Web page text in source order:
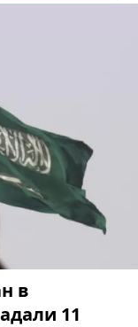
в
11